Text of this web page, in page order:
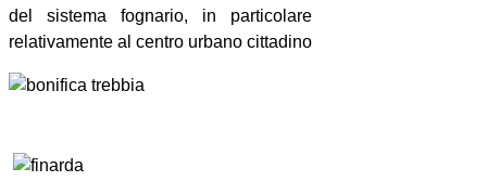
del sistema fognario, in particolare
relativamente al centro urbano cittadino